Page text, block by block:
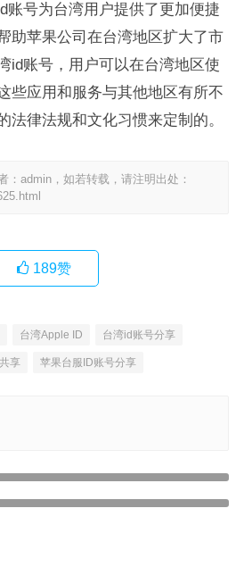
账号为台湾用户提供了更加便捷
助苹果公司在台湾地区扩大了市
id账号，用户可以在台湾地区使
些应用和服务与其他地区有所不
法律法规和文化习惯来定制的。
：admin，如若转载，请注明出处：
189赞
台湾Apple ID 台湾id账号分享
享 苹果台服ID账号分享